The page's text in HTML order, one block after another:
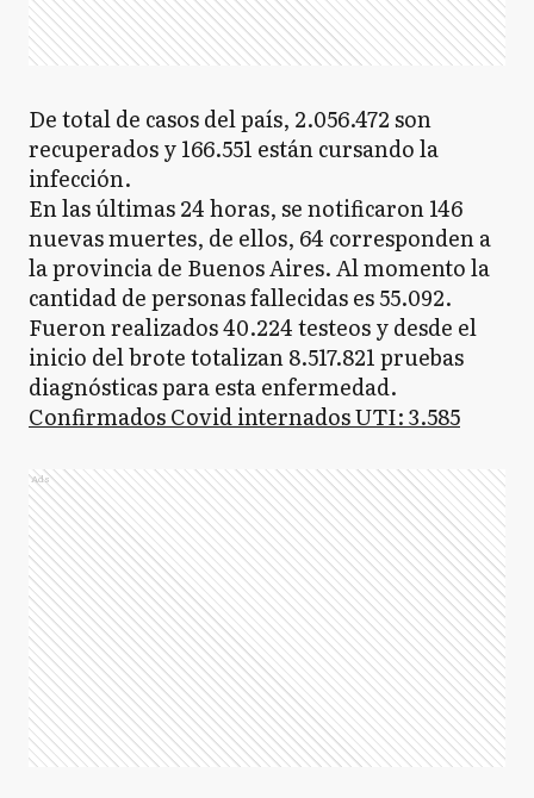
De total de casos del país, 2.056.472 son
recuperados y 166.551 están cursando la
infección.
En las últimas 24 horas, se notificaron 146
nuevas muertes, de ellos, 64 corresponden a
la provincia de Buenos Aires. Al momento la
cantidad de personas fallecidas es 55.092.
Fueron realizados 40.224 testeos y desde el
inicio del brote totalizan 8.517.821 pruebas
diagnósticas para esta enfermedad.
Confirmados Covid internados UTI: 3.585
Ads